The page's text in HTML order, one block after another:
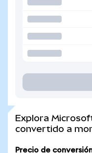
Explora
convertido a
Precio de